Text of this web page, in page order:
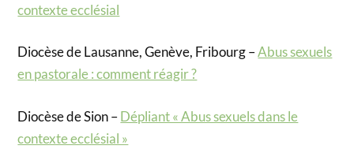
contexte ecclésial
Diocèse de Lausanne, Genève, Fribourg –Abus sexuels
en pastorale : comment réagir ?
Diocèse de Sion –Dépliant « Abus sexuels dans le
contexte ecclésial »